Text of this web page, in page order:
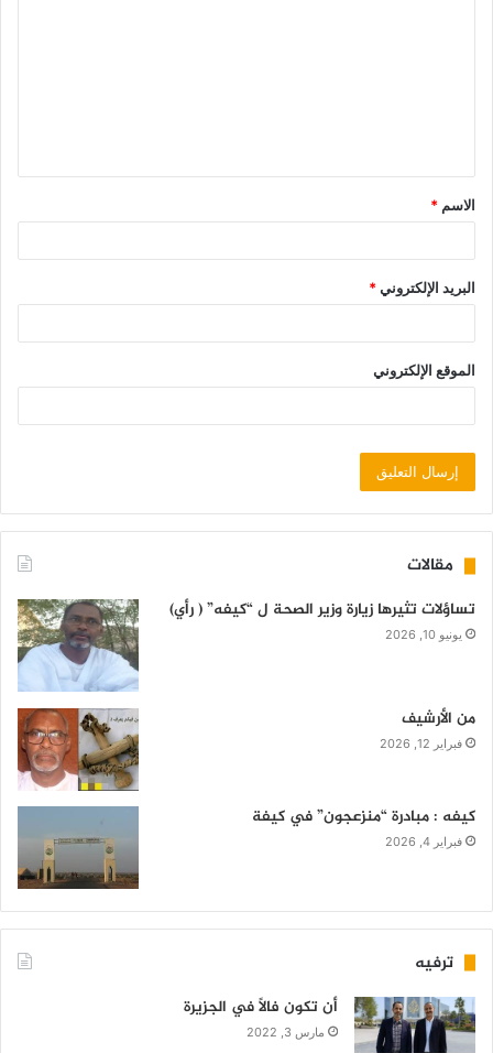
الاسم *
البريد الإلكتروني*
الموقع الإلكتروني
مقالات
تساؤلات تثيرها زيارة وزير الصحة ل “كيفه” ( رأي)
يونيو 10, 2026
من الأرشيف
فبراير 12, 2026
كيفه : مبادرة “منزعجون” في كيفة
فبراير 4, 2026
ترفيه
أن تكون فالاً في الجزيرة
مارس 3, 2022